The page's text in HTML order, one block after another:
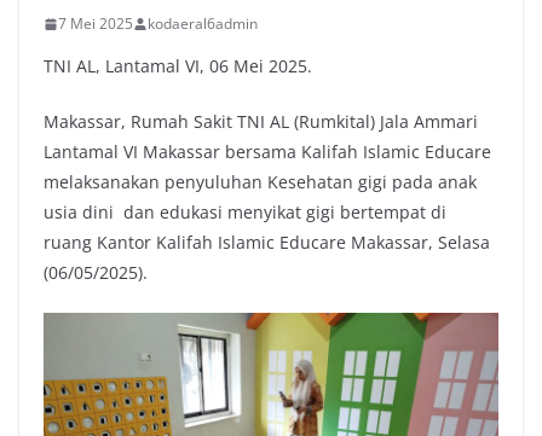
7 Mei 2025 kodaeral6admin
TNI AL, Lantamal VI, 06 Mei 2025.
Makassar, Rumah Sakit TNI AL (Rumkital) Jala Ammari
Lantamal VI Makassar bersama Kalifah Islamic Educare
melaksanakan penyuluhan Kesehatan gigi pada anak
usia dini dan edukasi menyikat gigi bertempat di
ruang Kantor Kalifah Islamic Educare Makassar, Selasa
(06/05/2025).